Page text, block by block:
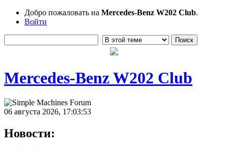
Добро пожаловать на Mercedes-Benz W202 Club.
Войти
Mercedes-Benz W202 Club
06 августа 2026, 17:03:53
Новости: